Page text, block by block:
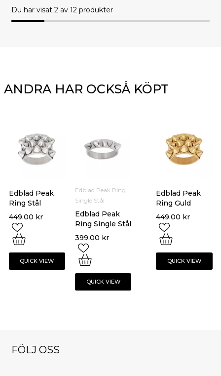
Du har visat 2av 12 produkter
ANDRA HAR OCKSÅ KÖPT
Edblad Peak
Ring Stål
449.00 kr
QUICK VIEW
Edblad Peak
Ring Guld
449.00 kr
QUICK VIEW
Edblad Peak Ring
Single Stål
Edblad Peak
Ring Single Stål
399.00 kr
QUICK VIEW
FÖLJ OSS